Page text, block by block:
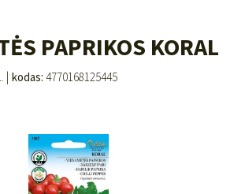
PAPRIKOS KORAL
| kodas: 4770168125445